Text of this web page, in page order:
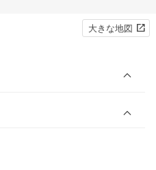
大きな地図